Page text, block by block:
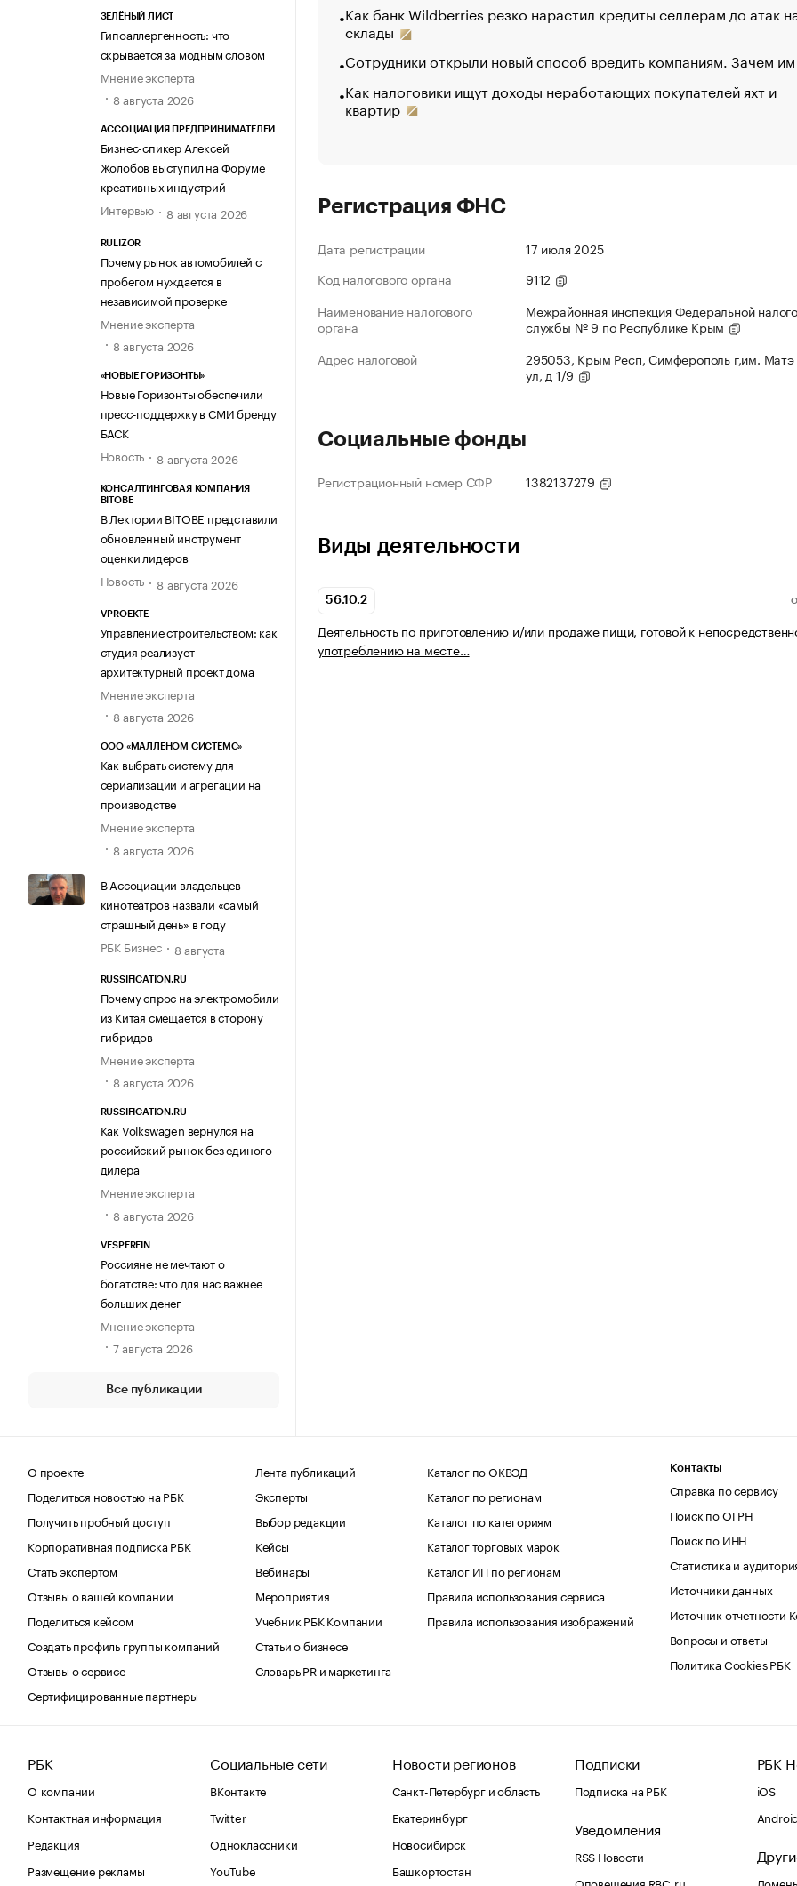
ЗЕЛЁНЫЙ ЛИСТ
Гипоаллергенность: что
скрывается за модным словом
Мнение эксперта
8 августа 2026
АССОЦИАЦИЯ ПРЕДПРИНИМАТЕЛЕЙ
Бизнес-спикер Алексей
Жолобов выступил на Форуме
креативных индустрий
Интервью
8 августа 2026
RULIZOR
Почему рынок автомобилей с
пробегом нуждается в
независимой проверке
Мнение эксперта
8 августа 2026
«НОВЫЕ ГОРИЗОНТЫ»
Новые Горизонты обеспечили
пресс-поддержку в СМИ бренду
БАСК
Новость
8 августа 2026
КОНСАЛТИНГОВАЯ КОМПАНИЯ
BITOBE
В Лектории BITOBE представили
обновленный инструмент
оценки лидеров
Новость
8 августа 2026
VPROEKTE
Управление строительством: как
студия реализует
архитектурный проект дома
Мнение эксперта
8 августа 2026
ООО «МАЛЛЕНОМ СИСТЕМС»
Как выбрать систему для
сериализации и агрегации на
производстве
Мнение эксперта
8 августа 2026
В Ассоциации владельцев
кинотеатров назвали «самый
страшный день» в году
РБК Бизнес
8 августа
RUSSIFICATION.RU
Почему спрос на электромобили
из Китая смещается в сторону
гибридов
Мнение эксперта
8 августа 2026
RUSSIFICATION.RU
Как Volkswagen вернулся на
российский рынок без единого
дилера
Мнение эксперта
8 августа 2026
VESPERFIN
Россияне не мечтают о
богатстве: что для нас важнее
больших денег
Мнение эксперта
7 августа 2026
Все публикации
Как банк Wildberries резко нарастил кредиты селлерам до атак
склады
Сотрудники открыли новый способ вредить компаниям. Зачем
Как налоговики ищут доходы неработающих покупателей яхт и
квартир
Регистрация ФНС
Дата регистрации
17 июля 2025
Код налогового органа
9112
Наименование налогового
органа
Межрайонная инспекция Федеральной
службы № 9 по Республике Крым
Адрес налоговой
295053, Крым Респ, Симферополь г,им. Матэ
ул, д 1/9
Социальные фонды
Регистрационный номер СФР 1382137279
Виды деятельности
56.10.2
Деятельность по приготовлению и/или продаже пищи, готовой к
употреблению на месте…
О проекте
Поделиться новостью на РБК
Получить пробный доступ
Корпоративная подписка РБК
Стать экспертом
Отзывы о вашей компании
Поделиться кейсом
Создать профиль группы компаний
Отзывы о сервисе
Сертифицированные партнеры
Лента публикаций
Эксперты
Выбор редакции
Кейсы
Вебинары
Мероприятия
Учебник РБК Компании
Статьи о бизнесе
Словарь PR и маркетинга
Каталог по ОКВЭД
Каталог по регионам
Каталог по категориям
Каталог торговых марок
Каталог ИП по регионам
Правила использования сервиса
Правила использования изображений
Контакты
Справка по сервису
Поиск по ОГРН
Поиск по ИНН
Статистика и
Источники данных
Источник отчетности
Вопросы и ответы
Политика Cookies РБК
РБК
О компании
Контактная информация
Редакция
Размещение рекламы
Социальные сети
ВКонтакте
Twitter
Одноклассники
YouTube
Новости регионов
Санкт-Петербург и область
Екатеринбург
Новосибирск
Башкортостан
Подписки
Подписка на РБК
Уведомления
RSS Новости
Оповещения RBC.ru
РБК
iOS